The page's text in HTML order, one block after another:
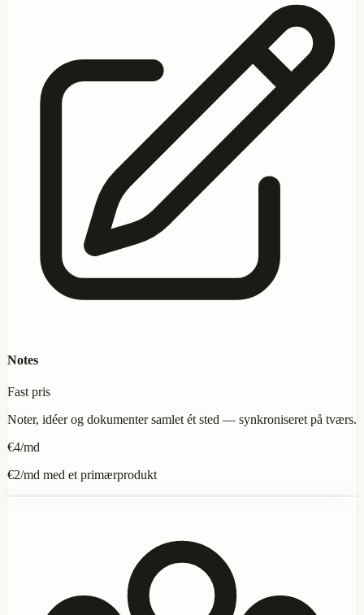
Notes
Fast pris
Noter, idéer og dokumenter samlet ét sted — synkroniseret på tværs.
€4/md
€2/md med et primærprodukt